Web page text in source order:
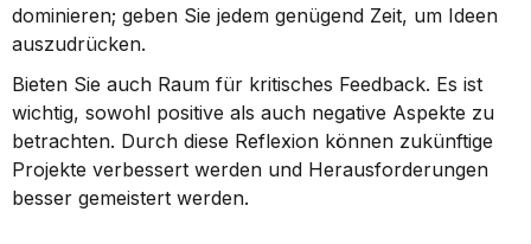
dominieren; geben Sie jedem genügend Zeit, um Ideen
auszudrücken.
Bieten Sie auch Raum für kritisches Feedback. Es ist
wichtig, sowohl positive als auch negative Aspekte zu
betrachten. Durch diese Reflexion können zukünftige
Projekte verbessert werden und Herausforderungen
besser gemeistert werden.